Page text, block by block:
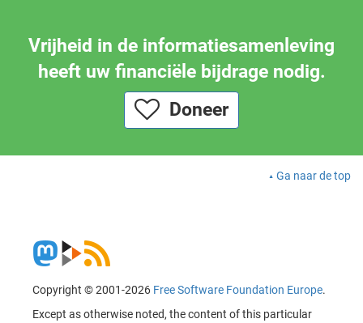
Vrijheid in de informatiesamenleving
heeft uw financiële bijdrage nodig.
Doneer
Ga naar de top
Copyright © 2001-2026 Free Software Foundation Europe.
Except as otherwise noted, the content of this particular